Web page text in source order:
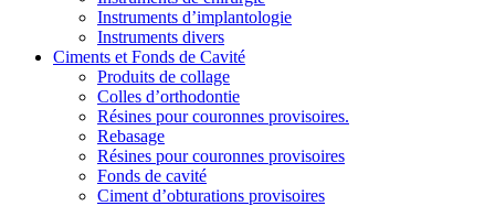
Instruments d’implantologie
Instruments divers
Ciments et Fonds de Cavité
Produits de collage
Colles d’orthodontie
Résines pour couronnes provisoires.
Rebasage
Résines pour couronnes provisoires
Fonds de cavité
Ciment d’obturations provisoires